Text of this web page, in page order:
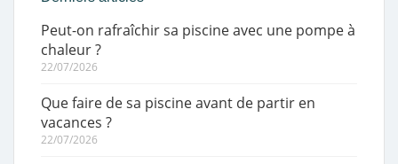
Peut-on rafraîchir sa piscine avec une pompe à
chaleur ?
22/07/2026
Que faire de sa piscine avant de partir en
vacances ?
22/07/2026